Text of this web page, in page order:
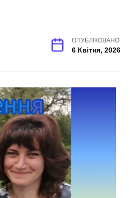
ОПУБЛІКОВАНО
6 Квітня, 2026